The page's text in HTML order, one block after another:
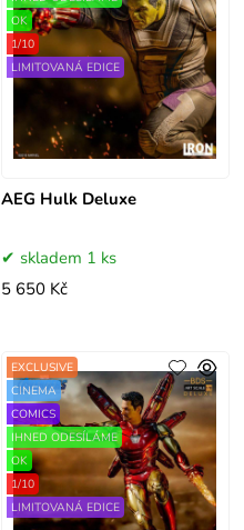
AEG Hulk Deluxe
OK
1/10
LIMITOVANÁ EDICE
skladem 1 ks
5 650 Kč
EXCLUSIVE
CINEMA
COMICS
IHNED ODESÍLÁME
OK
1/10
LIMITOVANÁ EDICE